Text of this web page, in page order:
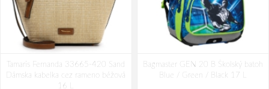
Tamaris Fernanda 33665-420 Sand
Dámska kabelka cez rameno béžová
16 L
Bagmaster GEN 20 B Školský batoh
Blue / Green / Black 17 L